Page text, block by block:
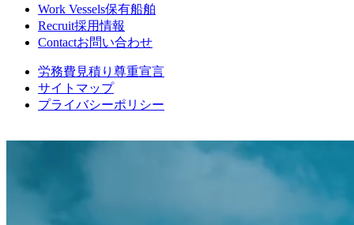
Work Vessels保有船舶
Recruit採用情報
Contactお問い合わせ
労務費見積り尊重宣言
サイトマップ
プライバシーポリシー